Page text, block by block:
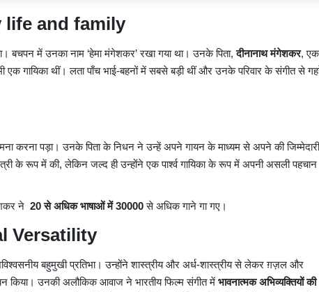
life and family
बचपन में उनका नाम ‘हेमा मंगेशकर’ रखा गया था। उनके पिता,दीनानाथ मंगेशकर, एक
गायिका थीं। लता पाँच भाई-बहनों में सबसे बड़ी थीं और उनके परिवार के संगीत से
करना पड़ा। उनके पिता के निधन ने उन्हें अपने गायन के माध्यम से अपने की
के रूप में की, लेकिन जल्द ही उन्होंने एक पार्श्व गायिका के रूप में अपनी असली पहचान
ने 20 से अधिक भाषाओं में 30000से अधिक गाने गा गए।
Versatility
बहुमुखी प्रतिभा। उन्होंने शास्त्रीय और अर्ध-शास्त्रीय से लेकर ग़ज़ल और
किया। उनकी अलौकिक आवाज ने भारतीय फिल्म संगीत में भावनात्मक अभिव्यक्तियों की